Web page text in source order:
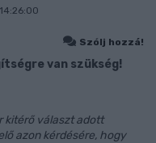
Szólj hozzá!
van szükség!
kitérő választ adott
azon kérdésére, hogy